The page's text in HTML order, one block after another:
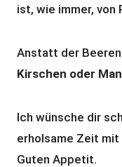
ist, wie immer, von
Anstatt der
Kirschen oder
Ich wünsche dir
erholsame Zeit mit
Guten Appetit.